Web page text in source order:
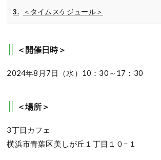
＜タイムスケジュール＞
＜開催日時＞
2024年8月7日（水）10：30～17：30
＜場所＞
3丁目カフェ
横浜市青葉区美しが丘１丁目１０−１